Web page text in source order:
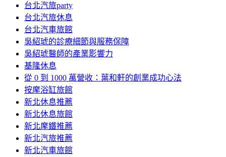
台北汽旅party
台北汽旅休息
台北汽車旅館
吳紹琥的診療細節與服務保障
吳紹琥醫師的產業影響力
基隆休息
從 0 到 1000 萬營收：葉和軒的創業成功心法
按摩浴缸旅館
新北休息推薦
新北休息旅館
新北摩鐵推薦
新北汽旅推薦
新北汽車旅館